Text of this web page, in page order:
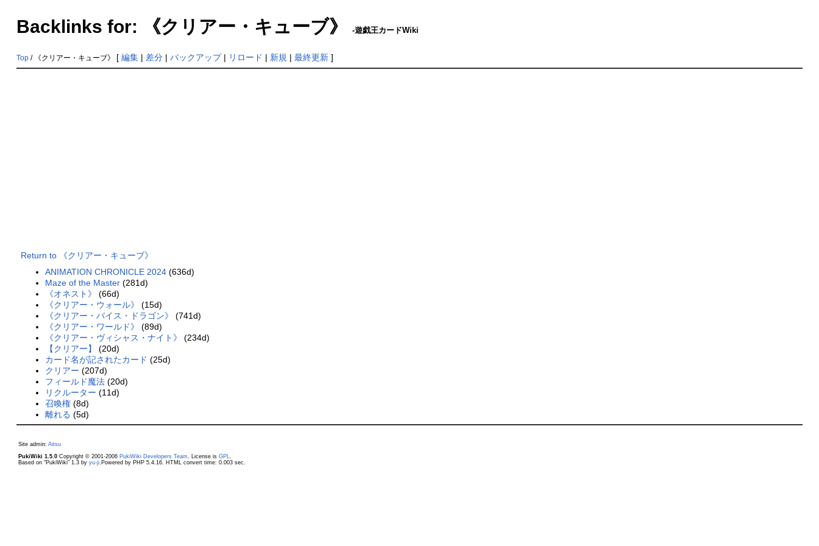
Backlinks for: 《クリアー・キューブ》 -遊戯王カードWiki
Top/ 《クリアー・キューブ》 [ 編集| 差分| バックアップ| リロード | 新規 | 最終更新]
Return to 《クリアー・キューブ》
ANIMATION CHRONICLE 2024 (636d)
Maze of the Master (281d)
《オネスト》
(66d)
《クリアー・ウォール》
(15d)
《クリアー・バイス・ドラゴン》
(741d)
《クリアー・ワールド》
(89d)
《クリアー・ヴィシャス・ナイト》
(234d)
【クリアー】
(20d)
カード名が記されたカード (25d)
クリアー (207d)
フィールド魔法 (20d)
リクルーター (11d)
召喚権 (8d)
離れる (5d)
Site admin: Aitsu
PukiWiki 1.5.0Copyright © 2001-2006 PukiWiki Developers Team. License is GPL.
Based on "PukiWiki" 1.3 by yu-ji.Powered by PHP 5.4.16. HTML convert time: 0.003 sec.